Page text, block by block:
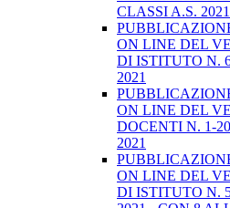
CLASSI A.S.
ON LINE DEL
DI ISTITUTO N.
2021
ON LINE DEL
DOCENTI N. 1-
2021
ON LINE DEL
DI ISTITUTO N.